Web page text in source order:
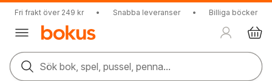
Fri frakt över 249 kr • Snabba leveranser • Billiga böcker
Sök bok, spel, pussel, penna...